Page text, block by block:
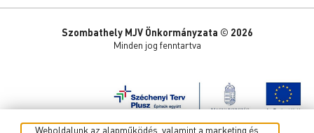
Szombathely MJV Önkormányzata © 2026
Minden jog fenntartva
Weboldalunk az alapműködés, valamint a marketing és